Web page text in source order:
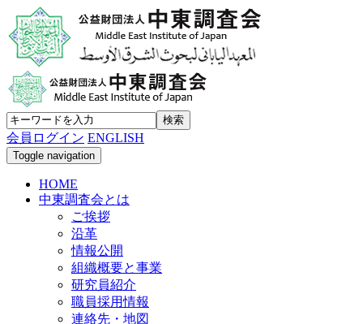
会員ログイン ENGLISH
Toggle navigation
HOME
中東調査会とは
ご挨拶
沿革
情報公開
組織概要と事業
研究員紹介
職員採用情報
連絡先・地図